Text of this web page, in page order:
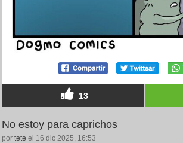
13
No estoy para caprichos
por tete el 16 dic 2025, 16:53